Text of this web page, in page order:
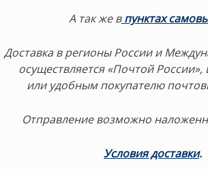
А так же в пунктах
Доставка в регионы России и
осуществляется «Почтой России»,
или удобным покупателю
Отправление возможно
Условия доставки.